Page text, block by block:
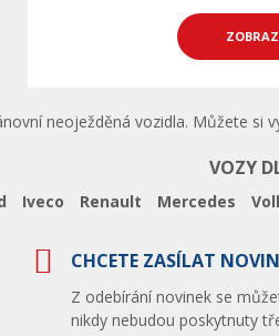
neoježděná vozidla. Můžete
VOZY
Iveco Renault Mercedes
CHCETE ZASÍLAT
Z odebírání novinek se
nikdy nebudou poskytnuty